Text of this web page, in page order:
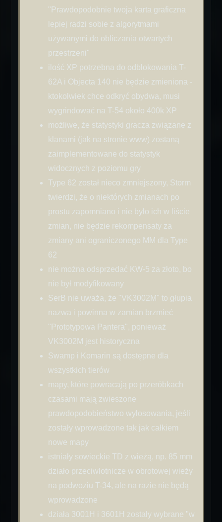
"Prawdopodobnie twoja karta graficzna
lepiej radzi sobie z algorytmami
używanymi do obliczania otwartych
przestrzeni"
ilość XP potrzebna do odblokowania T-
62A i Objecta 140 nie będzie zmieniona -
ktokolwiek chce odkryć obydwa, musi
wygrindować na T-54 około 400k XP
możliwe, że statystyki gracza związane z
klanami (jak na stronie www) zostaną
zaimplementowane do statystyk
widocznych z poziomu gry
Type 62 został nieco zmniejszony, Storm
twierdzi, że o niektórych zmianach po
prostu zapomniano i nie było ich w liście
zmian, nie będzie rekompensaty za
zmiany ani ograniczonego MM dla Type
62
nie można odsprzedać KW-5 za złoto, bo
nie był modyfikowany
SerB nie uważa, że "VK3002M" to głupia
nazwa i powinna w zamian brzmieć
"Prototypowa Pantera", ponieważ
VK3002M jest historyczna
Swamp i Komarin są dostępne dla
wszystkich tierów
mapy, które powracają po przeróbkach
czasami mają zwieszone
prawdopodobieństwo wylosowania, jeśli
zostały wprowadzone tak jak całkiem
nowe mapy
istniały sowieckie TD z wieżą, np. 85 mm
działo przeciwlotnicze w obrotowej wieży
na podwoziu T-34, ale na razie nie będą
wprowadzone
działa 3001H i 3601H zostały wybrane "w